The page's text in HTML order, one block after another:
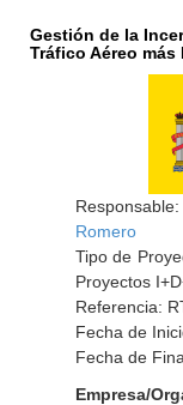
Gestión de la
Tráfico Aéreo más
Responsable:
Romero
Tipo de
Proyectos
Referencia:
Fecha de
Fecha de
Empresa/